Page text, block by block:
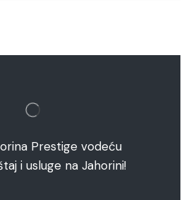
Prestige vodeću
i usluge na Jahorini!